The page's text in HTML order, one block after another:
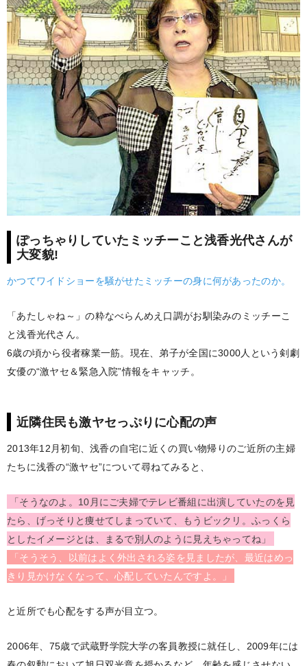
ぽっちゃりしていたミッチーこと浅香光代さんが
大変貌!
かつてワイドショーを騒がせたミッチーの身に何があったのか。
「あたしゃね～」の粋なべらんめえ口調がお馴染みのミッチーこ
と浅香光代さん。
6歳の頃から役者稼業一筋。現在、弟子が全国に3000人という剣劇
女優の“激ヤセ＆緊急入院”情報をキャッチ。
近隣住民も激ヤセっぷりに心配の声
2013年12月初旬、浅香の自宅に近くの買い物帰りのご近所の主婦
たちに浅香の“激ヤセ”について尋ねてみると、
「そうなのよ。10月にご夫婦でテレビ番組に出演していたのを見
たら、げっそりと痩せてしまっていて、もうビックリ。ふっくら
としたイメージとは、まるで別人のように見えちゃってね」
「そうそう、以前はよく外出される姿を見ましたが、最近はめっ
きり見かけなくなって、心配していたんですよ。」
と近所でも心配をする声が目立つ。
2006年、75歳で武蔵野学院大学の客員教授に就任し、2009年には